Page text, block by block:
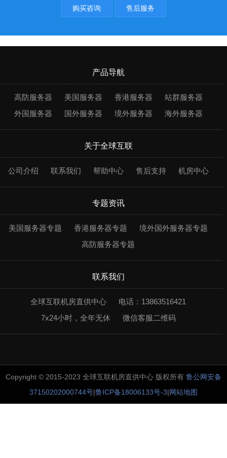
购买咨询 售后服务
产品导航
高防服务器 美国服务器 香港服务器
站群服务器
外国服务器
国外服务器 境外服务器 海外服务器
关于全球互联
公司介绍 联系我们 帮助中心 售后支持 机房中心
专题资讯
美国服务器专题 香港服务器专题
境外国外服务器专题
高防服务器专题
联系我们
全球互联机房直供中心
电话：13863516421
7x24小时，全年无休
微信客服二维码
Copyright © 2015-2023 全球互联机房直供中心 版权所有 鲁公网安备
37150202000744号|鲁ICP备18006133号-3|网站地图